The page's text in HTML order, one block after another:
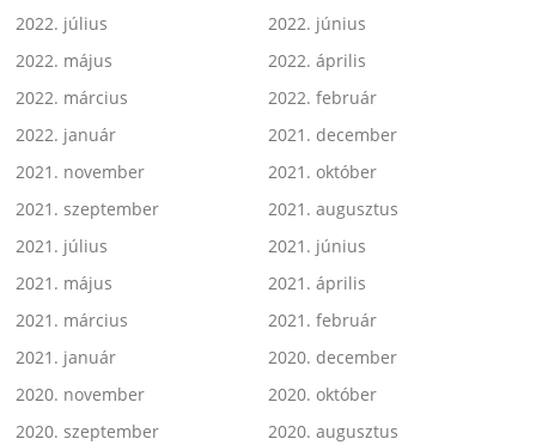
2022. július
2022. június
2022. május
2022. április
2022. március
2022. február
2022. január
2021. december
2021. november
2021. október
2021. szeptember
2021. augusztus
2021. július
2021. június
2021. május
2021. április
2021. március
2021. február
2021. január
2020. december
2020. november
2020. október
2020. szeptember
2020. augusztus